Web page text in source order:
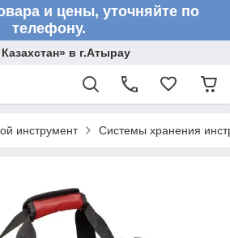
и цены, уточняйте по
телефону.
в г.Атырау
инструмент Системы хранения